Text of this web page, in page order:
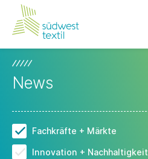
News
Fachkräfte + Märkte
Innovation + Nachhaltigkeit